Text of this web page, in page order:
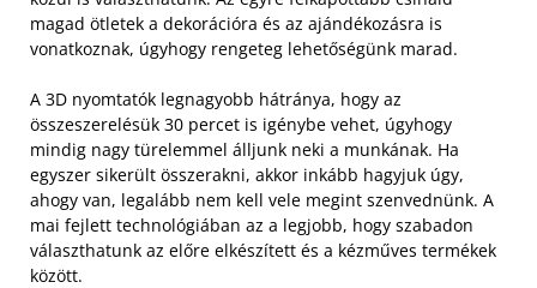
magad ötletek a dekorációra és az ajándékozásra is
vonatkoznak, úgyhogy rengeteg lehetőségünk marad.
A 3D nyomtatók legnagyobb hátránya, hogy az
összeszerelésük 30 percet is igénybe vehet, úgyhogy
mindig nagy türelemmel álljunk neki a munkának. Ha
egyszer sikerült összerakni, akkor inkább hagyjuk úgy,
ahogy van, legalább nem kell vele megint szenvednünk. A
mai fejlett technológiában az a legjobb, hogy szabadon
választhatunk az előre elkészített és a kézműves termékek
között.